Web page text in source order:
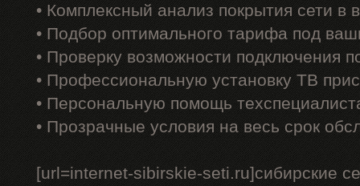
• Комплексный анализ покрытия сети в
• Подбор оптимального тарифа под
• Проверку возможности подключения
• Профессиональную установку ТВ
• Персональную помощь
• Прозрачные условия на весь срок
[url=internet-sibirskie-seti.ru]сибирские